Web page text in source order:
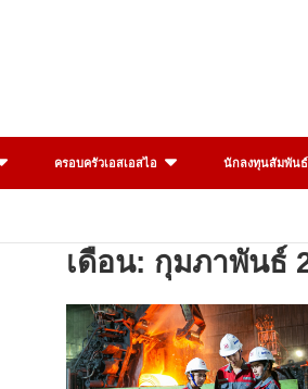
ครอบครัวเอสเอสไอ นักลงทุนสัมพันธ์
เดือน: กุมภาพันธ์